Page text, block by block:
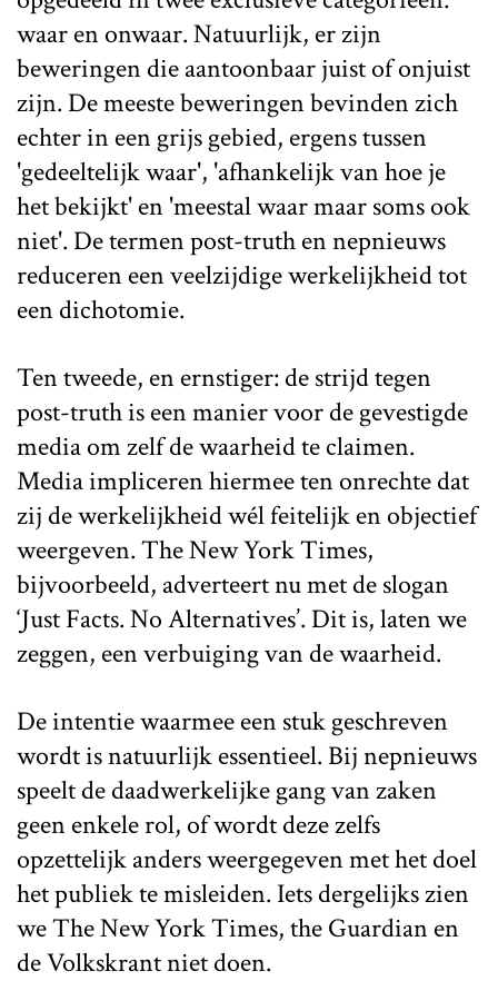
waar en onwaar. Natuurlijk, er zijn
beweringen die aantoonbaar juist of onjuist
zijn. De meeste beweringen bevinden zich
echter in een grijs gebied, ergens tussen
'gedeeltelijk waar', 'afhankelijk van hoe je
het bekijkt' en 'meestal waar maar soms ook
niet'. De termen post-truth en nepnieuws
reduceren een veelzijdige werkelijkheid tot
een dichotomie.
Ten tweede, en ernstiger: de strijd tegen
post-truth is een manier voor de gevestigde
media om zelf de waarheid te claimen.
Media impliceren hiermee ten onrechte dat
zij de werkelijkheid wél feitelijk en objectief
weergeven. The New York Times,
bijvoorbeeld, adverteert nu met de slogan
‘Just Facts. No Alternatives’. Dit is, laten we
zeggen, een verbuiging van de waarheid.
De intentie waarmee een stuk geschreven
wordt is natuurlijk essentieel. Bij nepnieuws
speelt de daadwerkelijke gang van zaken
geen enkele rol, of wordt deze zelfs
opzettelijk anders weergegeven met het doel
het publiek te misleiden. Iets dergelijks zien
we The New York Times, the Guardian en
de Volkskrant niet doen.